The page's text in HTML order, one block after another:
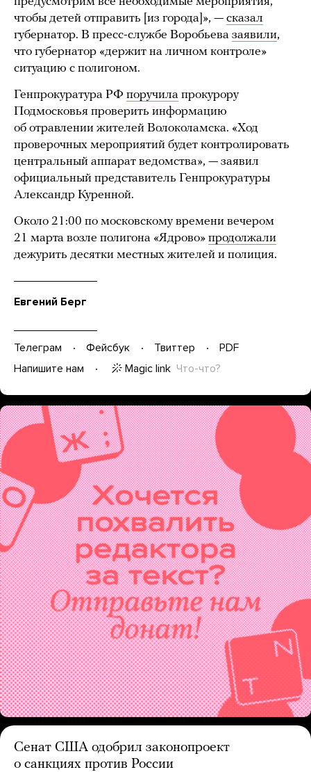
чтобы детей отправить [из города]», — сказал
губернатор. В пресс-службе Воробьева заявили,
что губернатор «держит на личном контроле»
ситуацию с полигоном.
Генпрокуратура РФ поручила прокурору
Подмосковья проверить информацию
об отравлении жителей Волоколамска. «Ход
проверочных мероприятий будет контролировать
центральный аппарат ведомства», — заявил
официальный представитель Генпрокуратуры
Александр Куренной.
Около 21:00 по московскому времени вечером
21 марта возле полигона «Ядрово» продолжали
дежурить десятки местных жителей и полиция.
Евгений Берг
Телеграм Фейсбук Твиттер
PDF
Напишите нам
Magic link Что-что?
Сенат США одобрил законопроект
о санкциях против России